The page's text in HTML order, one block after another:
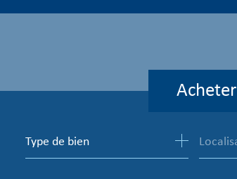
Acheter
de l'ancien
Type de bien